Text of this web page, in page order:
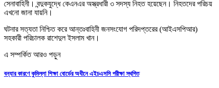
সেনাবাহিনী। বন্দুকযুদ্ধে কেএনএর অস্ত্রধারী ৩ সদস্য নিহত হয়েছেন। নিহতদের পরিচয়
এখনো জানা যায়নি।
ঘটনার সত্যতা নিশ্চিত করে আন্তঃবাহিনী জনসংযোগ পরিদপ্তরের (আইএসপিআর)
সহকারী পরিচালক রাশেদুল ইসলাম খান।
এ সম্পর্কিত আরও পড়ুন
বন্যার কারণে কুমিল্লা শিক্ষা বোর্ডের অধীনে এইচএসসি পরীক্ষা স্থগিত